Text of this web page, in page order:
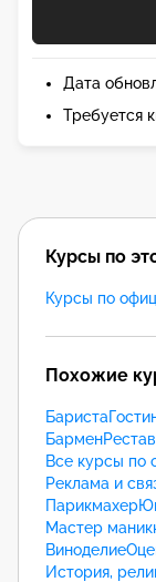
Дата
Требуется
Курсы по
Курсы по
Похожие
Бариста
Бармен
Все курсы по
Реклама и
Парикмахер
Мастер
Виноделие
История,